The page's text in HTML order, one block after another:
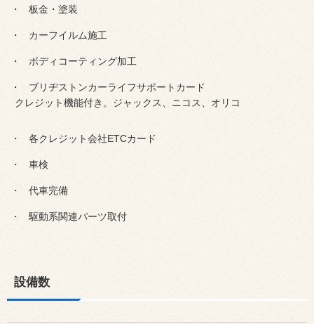
板金・塗装
カーフイルム施工
ボディコーティング加工
ブリヂストンカーライフサポートカード
クレジット機能付き。ジャックス、ニコス、オリコ
各クレジット会社ETCカード
車検
代車完備
駆動系関連パーツ取付
設備数